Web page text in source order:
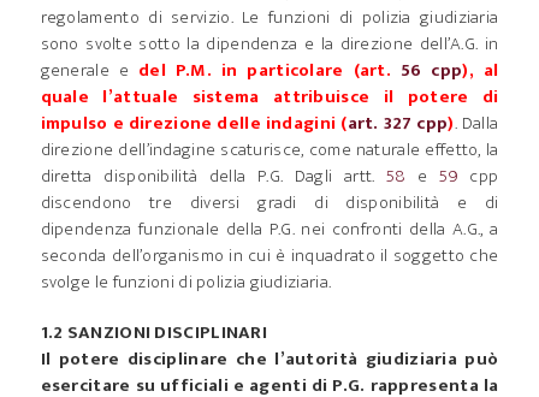
regolamento di servizio. Le funzioni di polizia giudiziaria
sono svolte sotto la dipendenza e la direzione dell’A.G. in
generale e del P.M. in particolare (art. 56 cpp), al
quale l’attuale sistema attribuisce il potere di
impulso e direzione delle indagini (art. 327 cpp). Dalla
direzione dell’indagine scaturisce, come naturale effetto, la
diretta disponibilità della P.G. Dagli artt.58 e59 cpp
discendono tre diversi gradi di disponibilità e di
dipendenza funzionale della P.G. nei confronti della A.G., a
seconda dell’organismo in cui è inquadrato il soggetto che
svolge le funzioni di polizia giudiziaria.
1.2 SANZIONI DISCIPLINARI
Il potere disciplinare che l’autorità giudiziaria può
esercitare su ufficiali e agenti di P.G. rappresenta la